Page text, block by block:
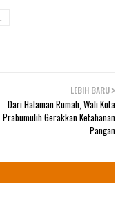
LEBIH BARU
Dari Halaman Rumah, Wali Kota
Prabumulih Gerakkan Ketahanan
Pangan